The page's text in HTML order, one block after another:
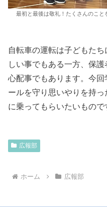
最初と最後は敬礼！たくさんのこと
自転車の運転は子どもた
しい事でもある一方、保
心配事でもあります。今
ールを守り思いやりを持
に乗ってもらいたいもので
広報部
ホーム 広報部